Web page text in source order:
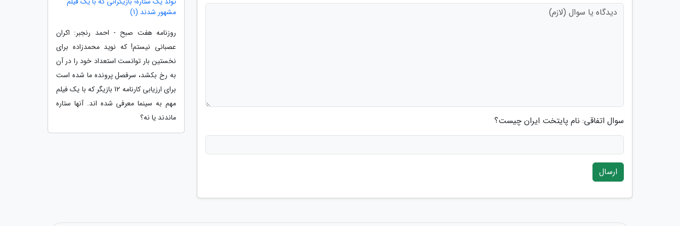
سوال اتفاقی: نام پایتخت ایران چیست؟
ارسال
مشهور شدند (1)
روزنامه هفت صبح - احمد رنجبر: اکران
عصبانی نیستم! که نوید محمدزاده برای
نخستین بار توانست استعداد خود را در آن
به رخ بکشد، سرفصل پرونده ما شده است
برای ارزیابی کارنامه 12 بازیگر که با یک فیلم
مهم به سینما معرفی شده اند. آنها ستاره
ماندند یا نه؟